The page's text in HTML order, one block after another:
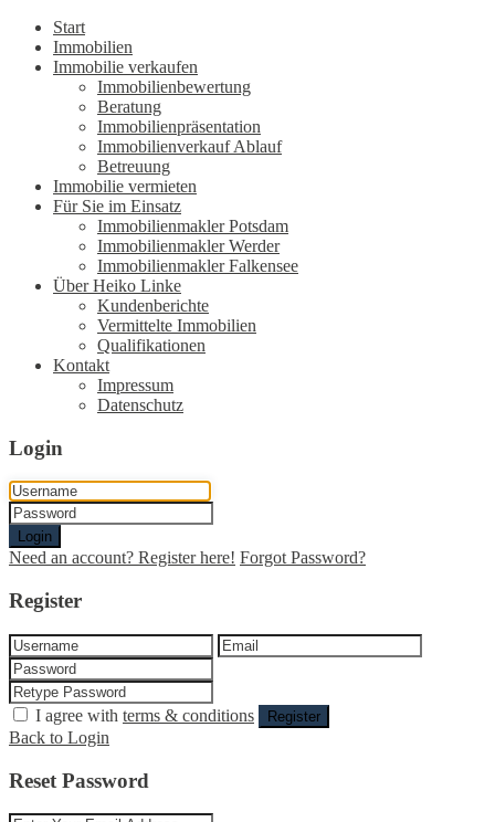
Start
Immobilien
Immobilie verkaufen
Immobilienbewertung
Beratung
Immobilienpräsentation
Immobilienverkauf Ablauf
Betreuung
Immobilie vermieten
Für Sie im Einsatz
Immobilienmakler Potsdam
Immobilienmakler Werder
Immobilienmakler Falkensee
Über Heiko Linke
Kundenberichte
Vermittelte Immobilien
Qualifikationen
Kontakt
Impressum
Datenschutz
Login
Login
Need an account? Register here! Forgot Password?
Register
I agree with terms & conditions Register
Back to Login
Reset Password